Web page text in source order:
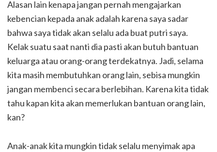
Alasan lain kenapa jangan pernah mengajarkan
kebencian kepada anak adalah karena saya sadar
bahwa saya tidak akan selalu ada buat putri saya.
Kelak suatu saat nanti dia pasti akan butuh bantuan
keluarga atau orang-orang terdekatnya. Jadi, selama
kita masih membutuhkan orang lain, sebisa mungkin
jangan membenci secara berlebihan. Karena kita tidak
tahu kapan kita akan memerlukan bantuan orang lain,
kan?
Anak-anak kita mungkin tidak selalu menyimak apa